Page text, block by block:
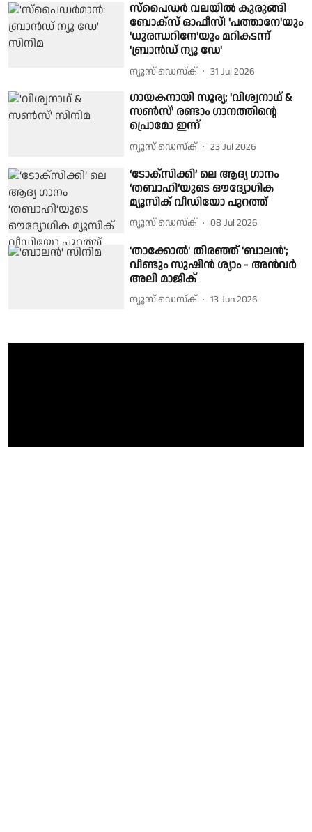
സ്പൈഡർ വലയിൽ കുരുങ്ങി
ബോക്സ് ഓഫീസ്! 'പത്താനേ'യും
'ധുരന്ധറിനേ'യും മറികടന്ന്
'ബ്രാൻഡ് ന്യൂ ഡേ'
ന്യൂസ് ഡെസ്ക് 31 Jul 2026
ഗായകനായി സൂര്യ; 'വിശ്വനാഥ് &
സൺസ്' രണ്ടാം ഗാനത്തിന്റെ
പ്രൊമോ ഇന്ന്
ന്യൂസ് ഡെസ്ക് 23 Jul 2026
‘ടോക്സിക്കി’ ലെ ആദ്യ ഗാനം
‘തബാഹി’യുടെ ഔദ്യോഗിക
മ്യൂസിക് വീഡിയോ പുറത്ത്
ന്യൂസ് ഡെസ്ക് 08 Jul 2026
'താക്കോൽ' തിരഞ്ഞ് 'ബാലൻ';
വീണ്ടും സുഷിൻ ശ്യാം - അൻവർ
അലി മാജിക്
ന്യൂസ് ഡെസ്ക് 13 Jun 2026